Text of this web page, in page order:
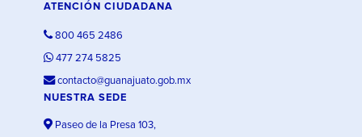
ATENCIÓN CIUDADANA
800 465 2486
477 274 5825
contacto@guanajuato.gob.mx
NUESTRA SEDE
Paseo de la Presa 103,